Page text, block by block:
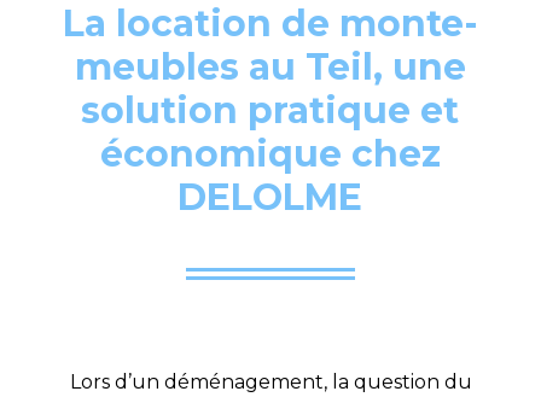
La location de monte-
meubles au Teil, une
solution pratique et
économique chez
DELOLME
Lors d’un déménagement, la question du